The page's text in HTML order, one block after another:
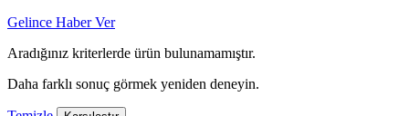
Gelince Haber Ver
Aradığınız kriterlerde ürün bulunamamıştır.
Daha farklı sonuç görmek yeniden deneyin.